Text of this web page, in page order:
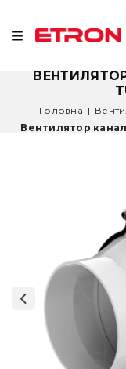
Головна |
Вентилятор